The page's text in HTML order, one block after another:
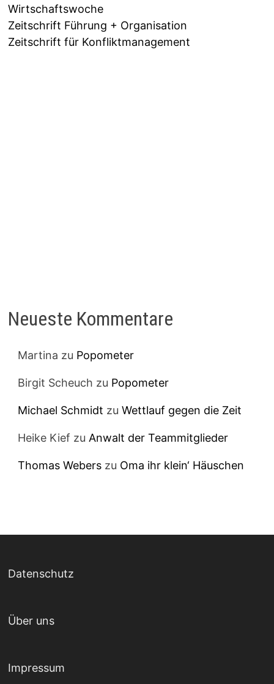
Wirtschaftswoche
Zeitschrift Führung + Organisation
Zeitschrift für Konfliktmanagement
Neueste Kommentare
Martina zu Popometer
Birgit Scheuch zu Popometer
Michael Schmidt zuWettlauf gegen die Zeit
Heike Kief zu Anwalt der Teammitglieder
Thomas Webers zu Oma ihr klein‘ Häuschen
Datenschutz
Über uns
Impressum